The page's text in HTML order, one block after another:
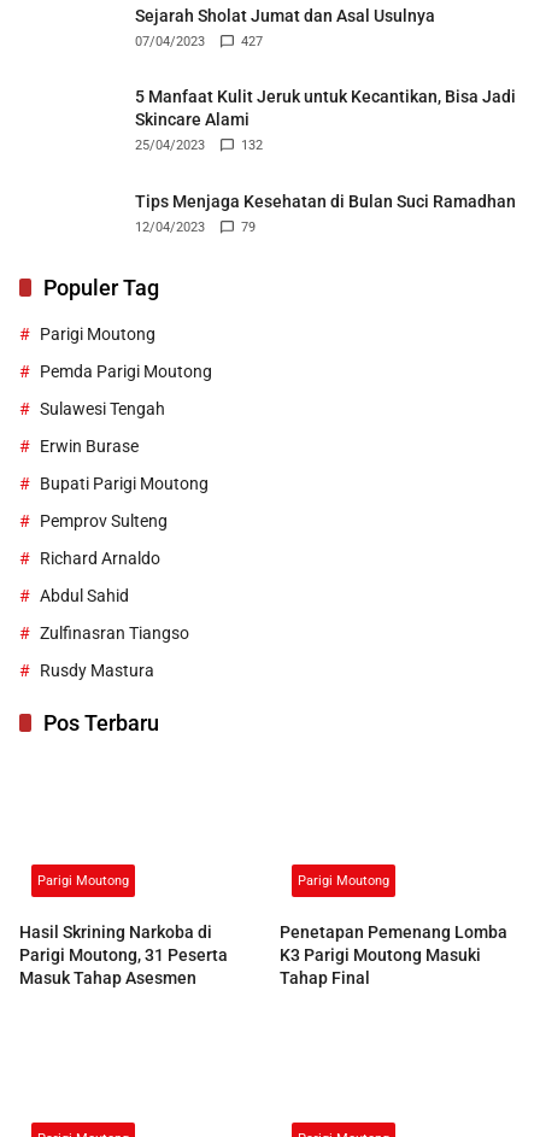
Sejarah Sholat Jumat dan Asal Usulnya
07/04/2023 427
5 Manfaat Kulit Jeruk untuk Kecantikan, Bisa Jadi
Skincare Alami
25/04/2023 132
Tips Menjaga Kesehatan di Bulan Suci Ramadhan
12/04/2023 79
Populer Tag
Parigi Moutong
Pemda Parigi Moutong
Sulawesi Tengah
Erwin Burase
Bupati Parigi Moutong
Pemprov Sulteng
Richard Arnaldo
Abdul Sahid
Zulfinasran Tiangso
Rusdy Mastura
Pos Terbaru
Parigi Moutong
Hasil Skrining Narkoba di
Parigi Moutong, 31 Peserta
Masuk Tahap Asesmen
Parigi Moutong
Penetapan Pemenang Lomba
K3 Parigi Moutong Masuki
Tahap Final